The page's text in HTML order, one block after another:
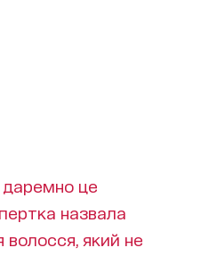
даремно це
назвала
волосся, який не